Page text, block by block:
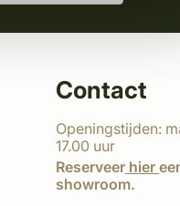
Contact
Openingstijden:
17.00 uur
Reserveer hier
showroom.